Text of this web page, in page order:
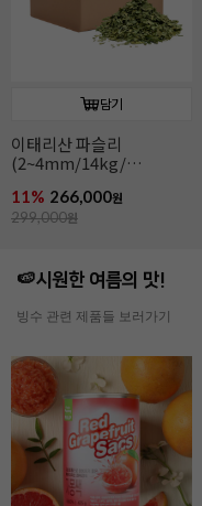
담기
이태리산 파슬리
(2~4mm/14kg/
파슬리후레이크)
11% 266,000원
299,000원
🍉시원한 여름의 맛!
빙수 관련 제품들 보러가기